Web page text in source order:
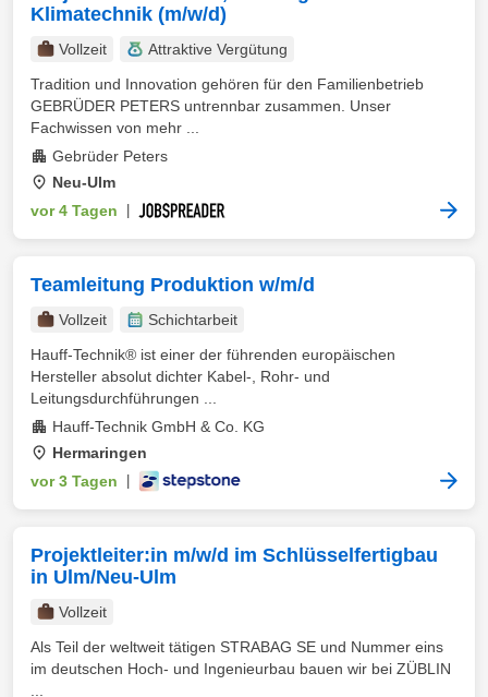
Klimatechnik (m/w/d)
Vollzeit
Attraktive Vergütung
Tradition und Innovation gehören für den Familienbetrieb
GEBRÜDER PETERS untrennbar zusammen. Unser
Fachwissen von mehr ...
Gebrüder Peters
Neu-Ulm
vor 4 Tagen
Teamleitung Produktion w/m/d
Vollzeit
Schichtarbeit
Hauff-Technik® ist einer der führenden europäischen
Hersteller absolut dichter Kabel-, Rohr- und
Leitungsdurchführungen ...
Hauff-Technik GmbH & Co. KG
Hermaringen
vor 3 Tagen
Projektleiter:in m/w/d im Schlüsselfertigbau
in Ulm/Neu-Ulm
Vollzeit
Als Teil der weltweit tätigen STRABAG SE und Nummer eins
im deutschen Hoch- und Ingenieurbau bauen wir bei ZÜBLIN